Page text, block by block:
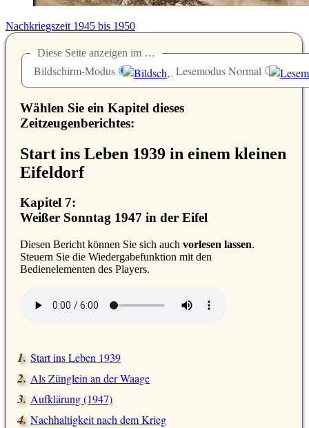
Nachkriegszeit 1945 bis 1950
Diese Seite anzeigen im …
Bildschirm-Modus Lesemodus Normal
Wählen Sie ein Kapitel dieses
Zeitzeugenberichtes:
Start ins Leben 1939 in einem kleinen
Eifeldorf
Kapitel 7:
Weißer Sonntag 1947 in der Eifel
Diesen Bericht können Sie sich auch vorlesen lassen.
Steuern Sie die Wiedergabefunktion mit den
Bedienelementen des Players.
Start ins Leben 1939
Als Zünglein an der Waage
Aufklärung (1947)
Nachhaltigkeit nach dem Krieg